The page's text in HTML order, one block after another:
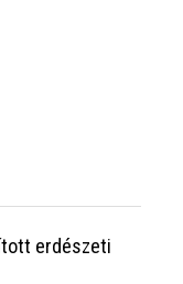
erdészeti